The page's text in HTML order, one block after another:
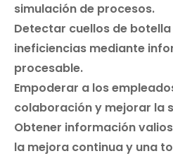
simulación de procesos.
Detectar cuellos de
ineficiencias mediante
procesable.
Empoderar a los
colaboración y mejorar la
Obtener información
la mejora continua y una